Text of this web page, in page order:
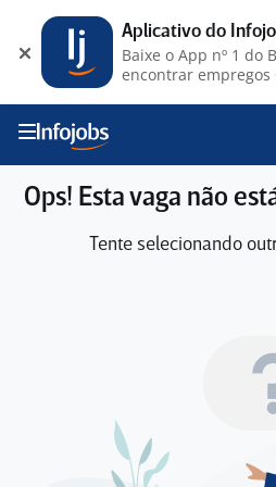
Ops! Esta vaga não
Tente selecionando
Aplicativo do
Baixe o App nº 1 do
encontrar empregos